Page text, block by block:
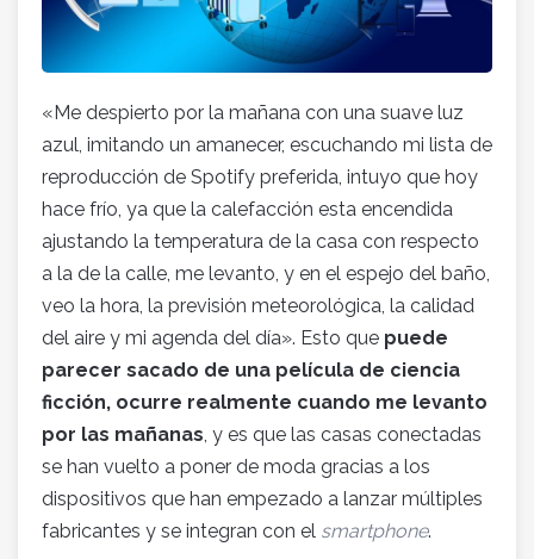
«Me despierto por la mañana con una suave luz
azul, imitando un amanecer, escuchando mi lista de
reproducción de Spotify preferida, intuyo que hoy
hace frío, ya que la calefacción esta encendida
ajustando la temperatura de la casa con respecto
a la de la calle, me levanto, y en el espejo del baño,
veo la hora, la previsión meteorológica, la calidad
del aire y mi agenda del día». Esto que puede
parecer sacado de una película de ciencia
ficción, ocurre realmente cuando me levanto
por las mañanas, y es que las casas conectadas
se han vuelto a poner de moda gracias a los
dispositivos que han empezado a lanzar múltiples
fabricantes y se integran con el smartphone.